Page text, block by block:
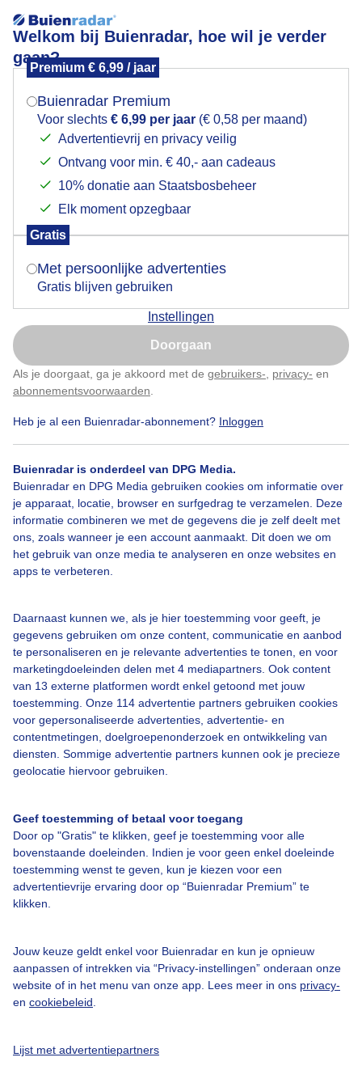
Welkom bij Buienradar, hoe wil je verder
gaan?
Premium € 6,99 / jaar
Buienradar Premium
Voor slechts € 6,99 per jaar (€ 0,58 per maand)
Advertentievrij en privacy veilig
Ontvang voor min. € 40,- aan cadeaus
10% donatie aan Staatsbosbeheer
Elk moment opzegbaar
Gratis
Met persoonlijke advertenties
Gratis blijven gebruiken
Instellingen
Doorgaan
Als je doorgaat, ga je akkoord met de gebruikers- privacy- en
abonnementsvoorwaarden
Heb je al een Buienradar-abonnement? Inloggen
Buienradar is onderdeel van DPG Media.
Buienradar en DPG Media gebruiken cookies om informatie over
je apparaat, locatie, browser en surfgedrag te verzamelen. Deze
informatie combineren we met de gegevens die je zelf deelt met
ons, zoals wanneer je een account aanmaakt. Dit doen we om
het gebruik van onze media te analyseren en onze websites en
apps te verbeteren.
Daarnaast kunnen we, als je hier toestemming voor geeft, je
gegevens gebruiken om onze content, communicatie en aanbod
te personaliseren en je relevante advertenties te tonen, en voor
marketingdoeleinden delen met 4 mediapartners. Ook content
van 13 externe platformen wordt enkel getoond met jouw
toestemming. Onze 114 advertentie partners gebruiken cookies
voor gepersonaliseerde advertenties, advertentie- en
contentmetingen, doelgroepenonderzoek en ontwikkeling van
diensten. Sommige advertentie partners kunnen ook je precieze
geolocatie hiervoor gebruiken.
Geef toestemming of betaal voor toegang
Door op "Gratis" te klikken, geef je toestemming voor alle
bovenstaande doeleinden. Indien je voor geen enkel doeleinde
toestemming wenst te geven, kun je kiezen voor een
advertentievrije ervaring door op “Buienradar Premium” te
klikken.
Jouw keuze geldt enkel voor Buienradar en kun je opnieuw
aanpassen of intrekken via “Privacy-instellingen” onderaan onze
website of in het menu van onze app. Lees meer in ons privacy-
en cookiebeleid
Lijst met advertentiepartners
Zonnige winterdag langs het Veerse-Meer
gisteren. Geen zuchtje wind.
Door: Geeske Harkema
1
Bekijk slideshow
Een moment geduld aub...
Over Buienradar
Veelgestelde vragen
Contact
Toegankelijkheid
Gebruikersvoorwaarden
Buienradar Team
Privacy beleid
Privacy instellingen
Mogen we je locatie gebruiken voor het
Indien je hier nog geen akkoord op hebt gegeven,
verschijnt er zo een pop-up uit je browser waarin
Is goed, toon de popup
Nu niet, misschien later
Klik hierom dit aan te passen